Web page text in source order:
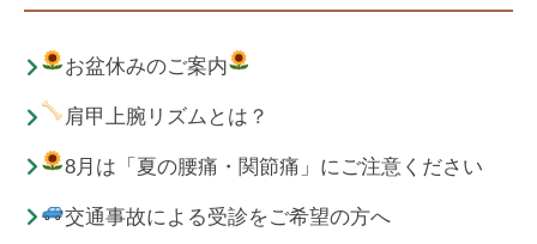
お盆休みのご案内
肩甲上腕リズムとは？
8月は「夏の腰痛・関節痛」にご注意ください
交通事故による受診をご希望の方へ